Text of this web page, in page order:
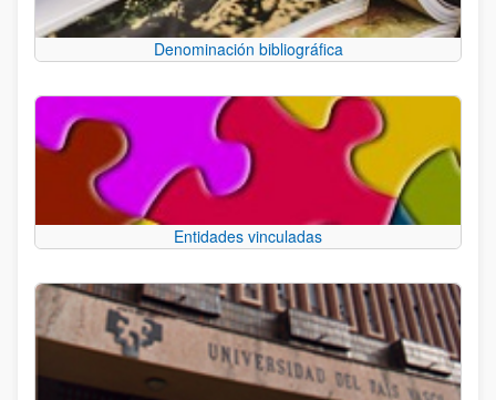
Denominación bibliográfica
Entidades vinculadas